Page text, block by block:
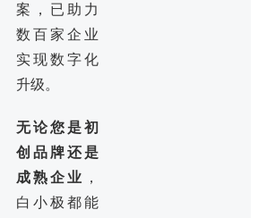
案，已助力
数百家企业
实现数字化
升级。
无论您是初
创品牌还是
成熟企业 ，
白小极都能